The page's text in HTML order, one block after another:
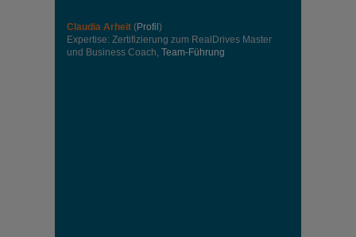
Claudia Arheit (Profil )
Expertise: Zertifizierung zum RealDrives Master
und Business Coach, Team-Führung